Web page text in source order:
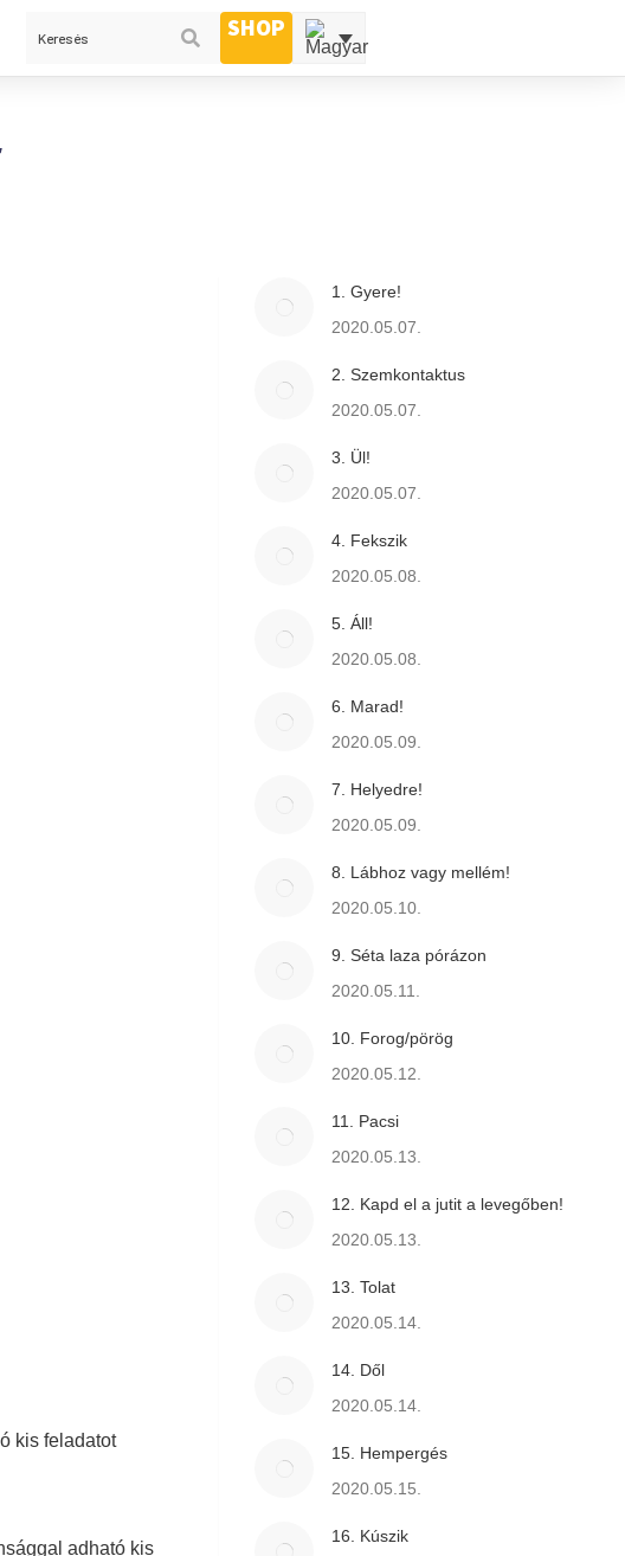
SHOP
kis feladatot
adható kis
1. Gyere!
2020.05.07.
2. Szemkontaktus
2020.05.07.
3. Ül!
2020.05.07.
4. Fekszik
2020.05.08.
5. Áll!
2020.05.08.
6. Marad!
2020.05.09.
7. Helyedre!
2020.05.09.
8. Lábhoz vagy mellém!
2020.05.10.
9. Séta laza pórázon
2020.05.11.
10. Forog/pörög
2020.05.12.
11. Pacsi
2020.05.13.
12. Kapd el a jutit a levegőben!
2020.05.13.
13. Tolat
2020.05.14.
14. Dől
2020.05.14.
15. Hempergés
2020.05.15.
16. Kúszik